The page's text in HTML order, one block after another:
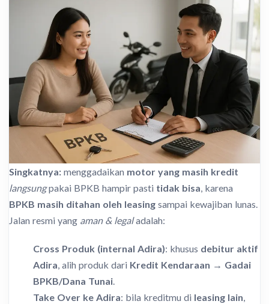
Singkatnya: menggadaikan motor yang masih kredit
langsungpakai BPKB hampir pasti tidak bisa, karena
BPKB masih ditahan oleh leasing sampai kewajiban lunas.
Jalan resmi yang aman & legaladalah:
Cross Produk (internal Adira): khusus debitur aktif
Adira, alih produk dari Kredit Kendaraan → Gadai
BPKB/Dana Tunai.
Take Over ke Adira: bila kreditmu di leasing lain,